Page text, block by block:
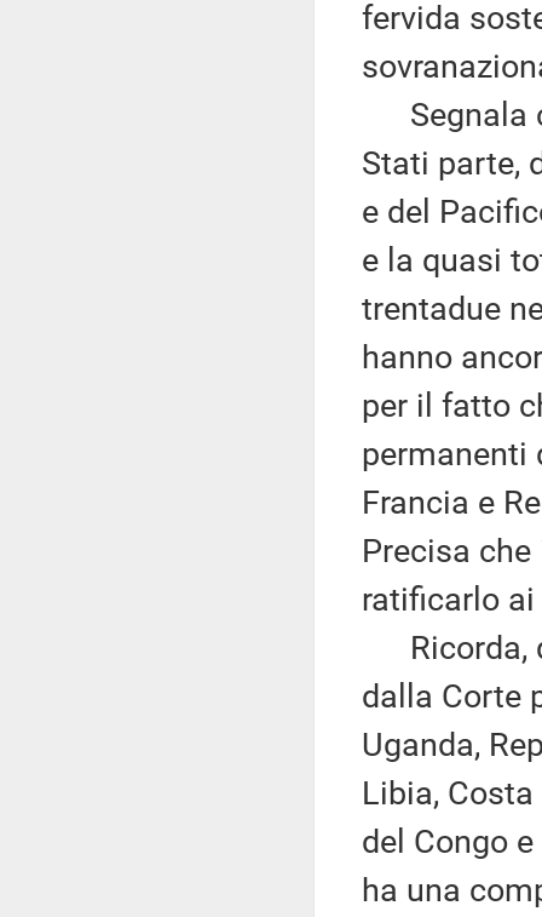
fervida
Segnala
Stati parte,
e del
e la quasi
trentadue
hanno
per il fatto
permanenti
Francia e
Precisa
ratificarlo
Ricorda,
dalla Corte
Uganda,
Libia,
del Congo
ha una